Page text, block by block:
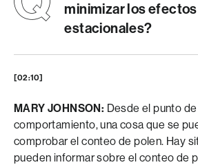
minimizar los
estacionales?
[02:10]
MARY JOHNSON: Desde el punto
comportamiento, una cosa que se
comprobar el conteo de polen. Hay
pueden informar sobre el conteo de